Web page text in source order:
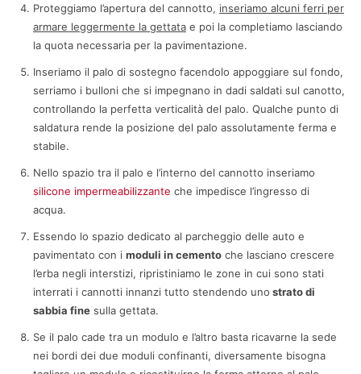
Proteggiamo l’apertura del cannotto, inseriamo alcuni ferri per
armare leggermente la gettata e poi la completiamo lasciando
la quota necessaria per la pavimentazione.
Inseriamo il palo di sostegno facendolo appoggiare sul fondo,
serriamo i bulloni che si impegnano in dadi saldati sul canotto,
controllando la perfetta verticalità del palo. Qualche punto di
saldatura rende la posizione del palo assolutamente ferma e
stabile.
Nello spazio tra il palo e l’interno del cannotto inseriamo
silicone impermeabilizzante che impedisce l’ingresso di
acqua.
Essendo lo spazio dedicato al parcheggio delle auto e
pavimentato con i moduli in cemento che lasciano crescere
l’erba negli interstizi, ripristiniamo le zone in cui sono stati
interrati i cannotti innanzi tutto stendendo uno strato di
sabbia fine sulla gettata.
Se il palo cade tra un modulo e l’altro basta ricavarne la sede
nei bordi dei due moduli confinanti, diversamente bisogna